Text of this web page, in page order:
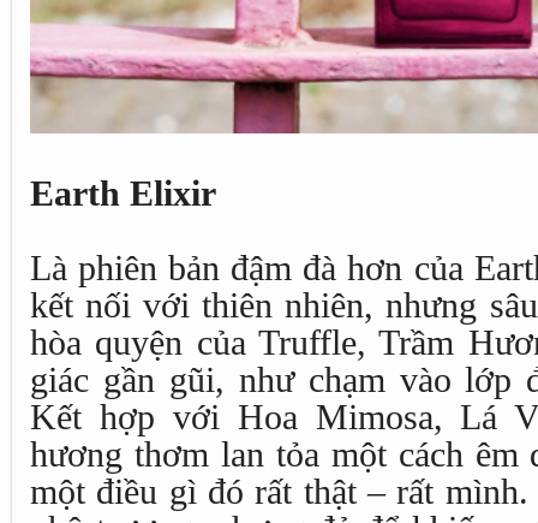
Earth Elixir
Là phiên bản đậm đà hơn của
kết nối với thiên nhiên, nhưng
hòa quyện của Truffle, Trầm
giác gần gũi, như chạm vào lớp
Kết hợp với Hoa Mimosa, Lá
hương thơm lan tỏa một cách
một điều gì đó rất thật – rất